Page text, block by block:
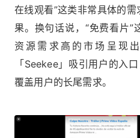
在线观看”这类非常具体的
果。换句话说，“免费看片”
资源需求高的市场呈现
「Seekee」吸引用户的入
覆盖用户的长尾需求。